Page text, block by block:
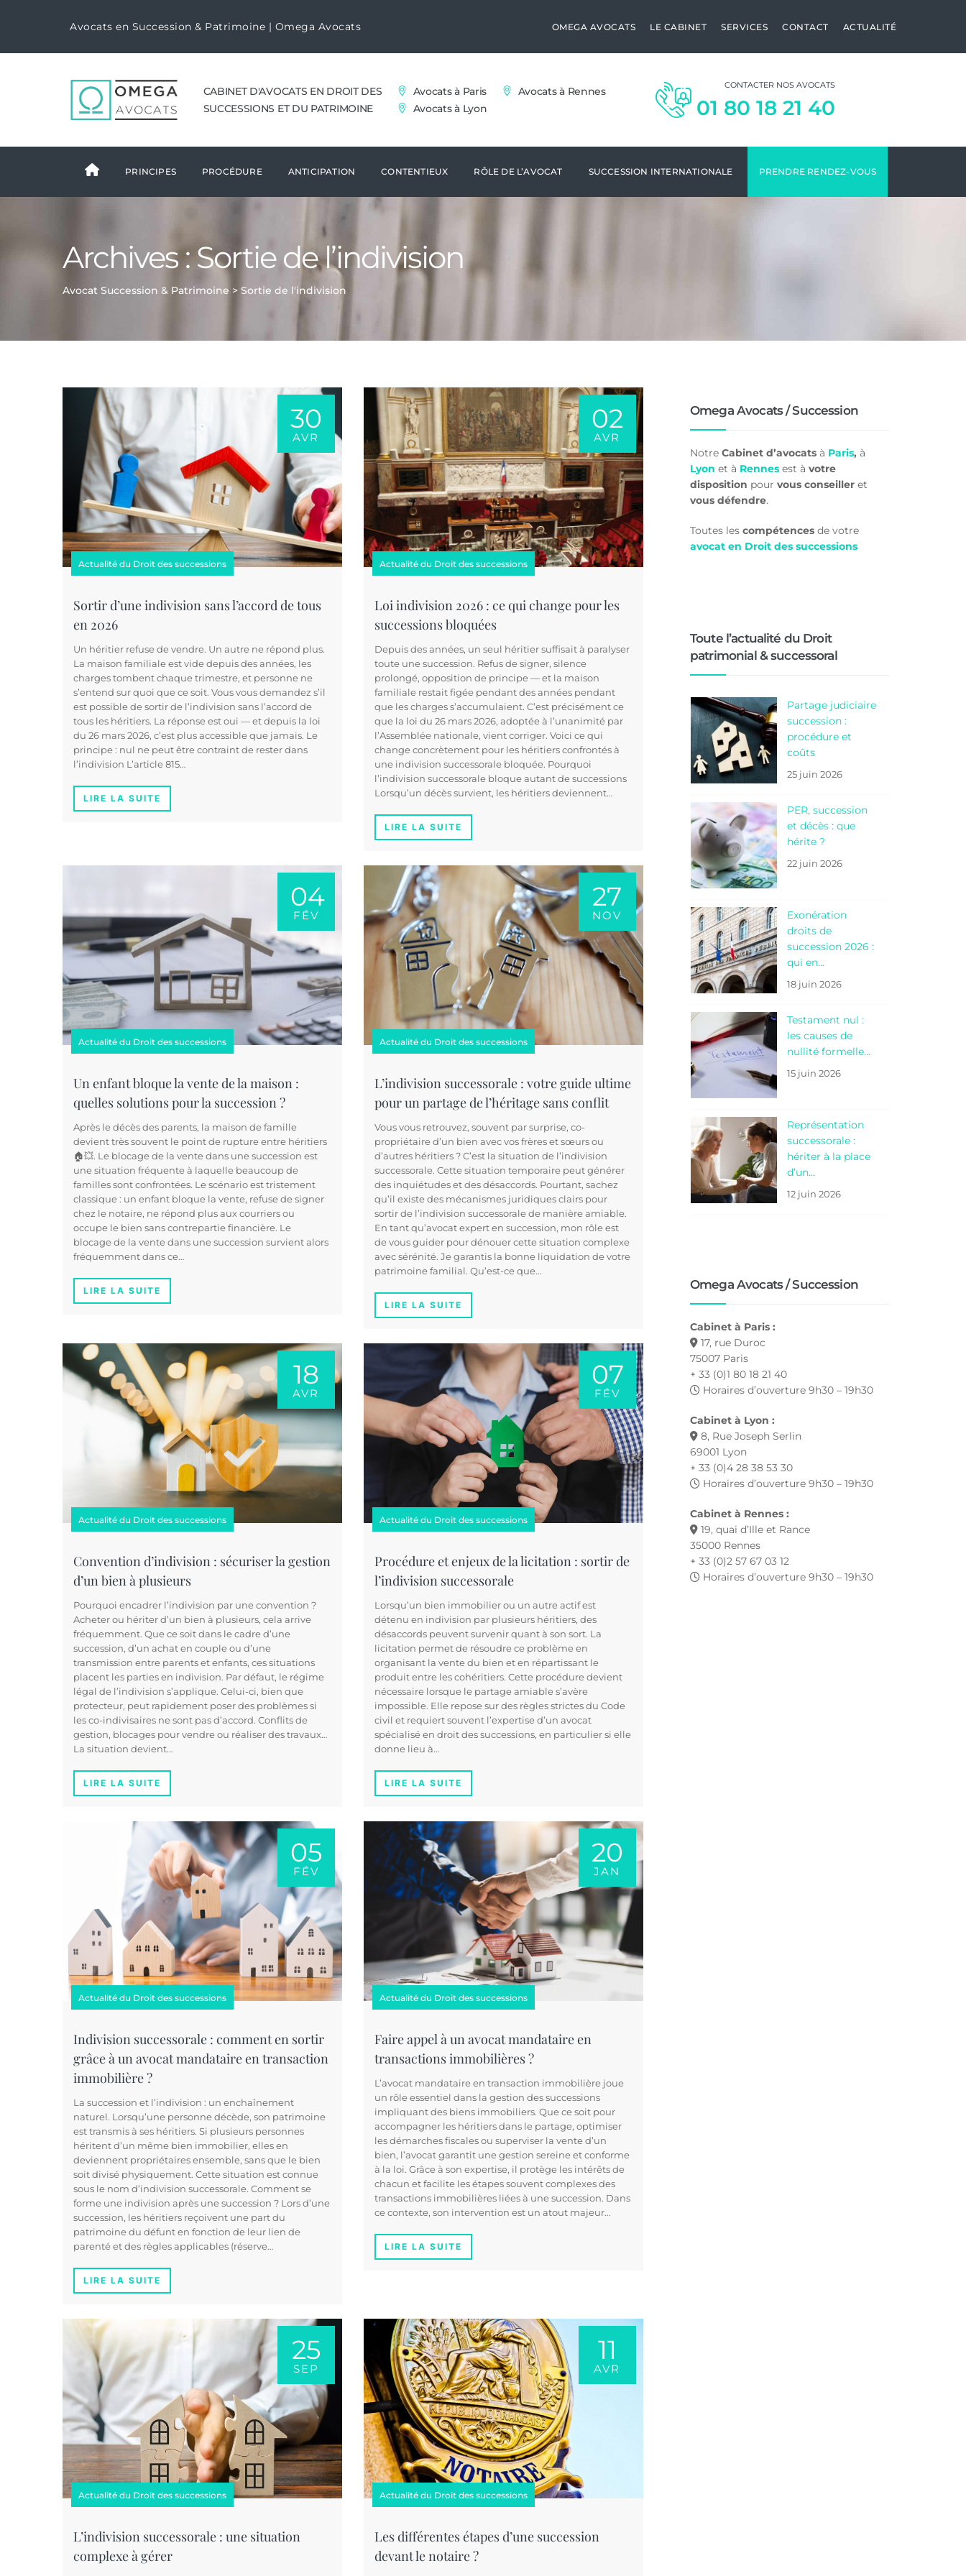
Avocats en Succession & Patrimoine | Omega Avocats OMEGA AVOCATS LE CABINET SERVICES CONTACT ACTUALITÉ
CABINET D'AVOCATS EN DROIT DES
SUCCESSIONS ET DU PATRIMOINE
Avocats à Paris
Avocats à Lyon
Avocats à Rennes
CONTACTER NOS AVOCATS
01 80 18 21 40
PRINCIPES PROCÉDURE ANTICIPATION CONTENTIEUX RÔLE DE L’AVOCAT SUCCESSION INTERNATIONALE PRENDRE RENDEZ-VOUS
Archives :Sortie de l’indivision
Avocat Succession & Patrimoine > Sortie de l'indivision
30
AVR
Actualité du Droit des successions
Sortir d’une indivision sans l’accord de tous
en 2026
Un héritier refuse de vendre. Un autre ne répond plus.
La maison familiale est vide depuis des années, les
charges tombent chaque trimestre, et personne ne
s’entend sur quoi que ce soit. Vous vous demandez s’il
est possible de sortir de l’indivision sans l’accord de
tous les héritiers. La réponse est oui — et depuis la loi
du 26 mars 2026, c’est plus accessible que jamais. Le
principe : nul ne peut être contraint de rester dans
l’indivision L’article 815…
LIRE LA SUITE
02
AVR
Actualité du Droit des successions
Loi indivision 2026 : ce qui change pour les
successions bloquées
Depuis des années, un seul héritier suffisait à paralyser
toute une succession. Refus de signer, silence
prolongé, opposition de principe — et la maison
familiale restait figée pendant des années pendant
que les charges s’accumulaient. C’est précisément ce
que la loi du 26 mars 2026, adoptée à l’unanimité par
l’Assemblée nationale, vient corriger. Voici ce qui
change concrètement pour les héritiers confrontés à
une indivision successorale bloquée. Pourquoi
l’indivision successorale bloque autant de successions
Lorsqu’un décès survient, les héritiers deviennent…
LIRE LA SUITE
04
FÉV
Actualité du Droit des successions
Un enfant bloque la vente de la maison :
quelles solutions pour la succession ?
Après le décès des parents, la maison de famille
devient très souvent le point de rupture entre héritiers
🏠💥. Le blocage de la vente dans une succession est
une situation fréquente à laquelle beaucoup de
familles sont confrontées. Le scénario est tristement
classique : un enfant bloque la vente, refuse de signer
chez le notaire, ne répond plus aux courriers ou
occupe le bien sans contrepartie financière. Le
blocage de la vente dans une succession survient alors
fréquemment dans ce…
LIRE LA SUITE
27
NOV
Actualité du Droit des successions
L’indivision successorale : votre guide ultime
pour un partage de l’héritage sans conflit
Vous vous retrouvez, souvent par surprise, co-
propriétaire d’un bien avec vos frères et sœurs ou
d’autres héritiers ? C’est la situation de l’indivision
successorale. Cette situation temporaire peut générer
des inquiétudes et des désaccords. Pourtant, sachez
qu’il existe des mécanismes juridiques clairs pour
sortir de l’indivision successorale de manière amiable.
En tant qu’avocat expert en succession, mon rôle est
de vous guider pour dénouer cette situation complexe
avec sérénité. Je garantis la bonne liquidation de votre
patrimoine familial. Qu’est-ce que…
LIRE LA SUITE
18
AVR
Actualité du Droit des successions
Convention d’indivision : sécuriser la gestion
d’un bien à plusieurs
Pourquoi encadrer l’indivision par une convention ?
Acheter ou hériter d’un bien à plusieurs, cela arrive
fréquemment. Que ce soit dans le cadre d’une
succession, d’un achat en couple ou d’une
transmission entre parents et enfants, ces situations
placent les parties en indivision. Par défaut, le régime
légal de l’indivision s’applique. Celui-ci, bien que
protecteur, peut rapidement poser des problèmes si
les co-indivisaires ne sont pas d’accord. Conflits de
gestion, blocages pour vendre ou réaliser des travaux…
La situation devient…
LIRE LA SUITE
07
FÉV
Actualité du Droit des successions
Procédure et enjeux de la licitation : sortir de
l’indivision successorale
Lorsqu’un bien immobilier ou un autre actif est
détenu en indivision par plusieurs héritiers, des
désaccords peuvent survenir quant à son sort. La
licitation permet de résoudre ce problème en
organisant la vente du bien et en répartissant le
produit entre les cohéritiers. Cette procédure devient
nécessaire lorsque le partage amiable s’avère
impossible. Elle repose sur des règles strictes du Code
civil et requiert souvent l’expertise d’un avocat
spécialisé en droit des successions, en particulier si elle
donne lieu à…
LIRE LA SUITE
05
FÉV
Actualité du Droit des successions
Indivision successorale : comment en sortir
grâce à un avocat mandataire en transaction
immobilière ?
La succession et l’indivision : un enchaînement
naturel. Lorsqu’une personne décède, son patrimoine
est transmis à ses héritiers. Si plusieurs personnes
héritent d’un même bien immobilier, elles en
deviennent propriétaires ensemble, sans que le bien
soit divisé physiquement. Cette situation est connue
sous le nom d’indivision successorale. Comment se
forme une indivision après une succession ? Lors d’une
succession, les héritiers reçoivent une part du
patrimoine du défunt en fonction de leur lien de
parenté et des règles applicables (réserve…
LIRE LA SUITE
20
JAN
Actualité du Droit des successions
Faire appel à un avocat mandataire en
transactions immobilières ?
L’avocat mandataire en transaction immobilière joue
un rôle essentiel dans la gestion des successions
impliquant des biens immobiliers. Que ce soit pour
accompagner les héritiers dans le partage, optimiser
les démarches fiscales ou superviser la vente d’un
bien, l’avocat garantit une gestion sereine et conforme
à la loi. Grâce à son expertise, il protège les intérêts de
chacun et facilite les étapes souvent complexes des
transactions immobilières liées à une succession. Dans
ce contexte, son intervention est un atout majeur…
LIRE LA SUITE
25
SEP
Actualité du Droit des successions
L’indivision successorale : une situation
complexe à gérer
11
AVR
Actualité du Droit des successions
Les différentes étapes d’une succession
devant le notaire ?
Omega Avocats / Succession
NotreCabinet d’avocats à Paris, à
Lyon et à Rennes est àvotre
disposition pourvous conseiller et
vous défendre.
Toutes lescompétences de votre
avocat en Droit des successions
Toute l’actualité du Droit
patrimonial & successoral
Partage judiciaire
succession :
procédure et
coûts
25 juin 2026
PER, succession
et décès : que
hérite ?
22 juin 2026
Exonération
droits de
succession 2026 :
qui en…
18 juin 2026
Testament nul :
les causes de
nullité formelle…
15 juin 2026
Représentation
successorale :
hériter à la place
d’un…
12 juin 2026
Omega Avocats / Succession
Cabinet à Paris :
17, rue Duroc
75007 Paris
+ 33 (0)1 80 18 21 40
Horaires d’ouverture 9h30 – 19h30
Cabinet à Lyon :
8, Rue Joseph Serlin
69001 Lyon
+ 33 (0)4 28 38 53 30
Horaires d’ouverture 9h30 – 19h30
Cabinet à Rennes :
19, quai d’Ille et Rance
35000 Rennes
+ 33 (0)2 57 67 03 12
Horaires d’ouverture 9h30 – 19h30